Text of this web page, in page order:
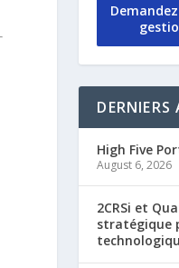
DERNIERS
High Five
August 6, 2026
2CRSi et
stratégique